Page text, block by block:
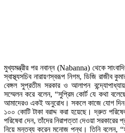
মুখ্যমন্ত্রীর পর নবান্ন (Nabanna) থেকে
স্বাস্থ্যসচিব নারায়ণস্বরূপ নিগম, ডিজি রাজীব
বেঙ্গল সুপ্রতীম সরকার ও আলাপন
সম্মেলন করে বলেন, “সুপ্রিম কোর্ট যে কথা
আমাদেরও একই অনুরোধ। সকলে কাজে যোগ
১০০ কোটি টাকা বরাদ্দ করা হয়েছে। দ্রুত
পরিষেবা দেন, তাঁদের নিরাপত্তা দেওয়া সরকারের
নিয়ে মন্তব্য করেন মনোজ পন্থ। তিনি বলেন,